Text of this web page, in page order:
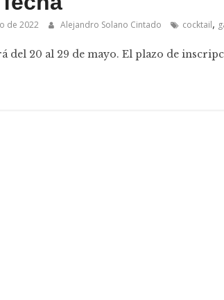
de 2022 Alejandro Solano Cintado cocktail,
del 20 al 29 de mayo. El plazo de